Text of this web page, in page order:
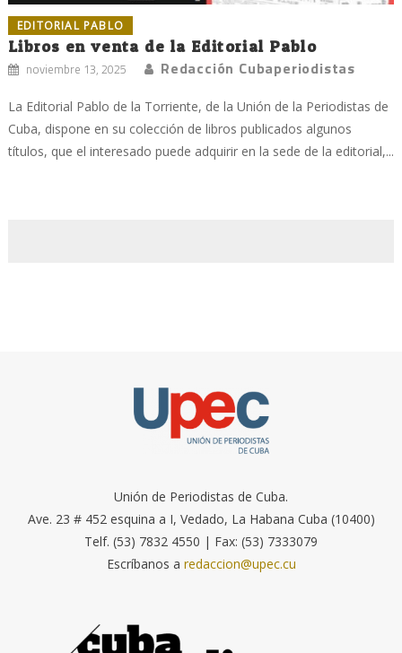
EDITORIAL PABLO
Libros en venta de la Editorial Pablo
noviembre 13, 2025 Redacción Cubaperiodistas
La Editorial Pablo de la Torriente, de la Unión de la Periodistas de
Cuba, dispone en su colección de libros publicados algunos
títulos, que el interesado puede adquirir en la sede de la editorial,...
Unión de Periodistas de Cuba.
Ave. 23 # 452 esquina a I, Vedado, La Habana Cuba (10400)
Telf. (53) 7832 4550 | Fax: (53) 7333079
Escríbanos a redaccion@upec.cu